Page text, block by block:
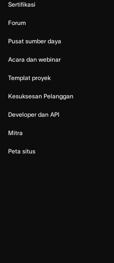
Sertifikasi
Forum
Pusat sumber daya
Acara dan webinar
Templat proyek
Kesuksesan Pelanggan
Developer dan API
Mitra
Peta situs